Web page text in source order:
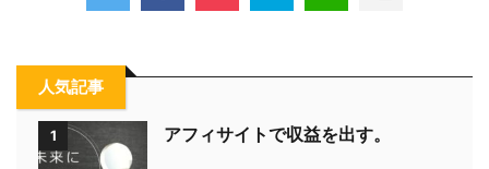
人気記事
1 アフィサイトで収益を出す。